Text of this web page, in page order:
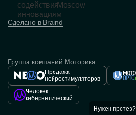
Сделано в Braind
Группа компаний Моторика
Продажа
нейростимуляторов
Человек
кибернетический
Нужен протез?